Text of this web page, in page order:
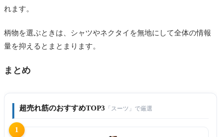
れます。
柄物を選ぶときは、シャツやネクタイを無地にして全体の情報
量を抑えるとまとまります。
まとめ
超売れ筋のおすすめTOP3 「スーツ」で厳選
1